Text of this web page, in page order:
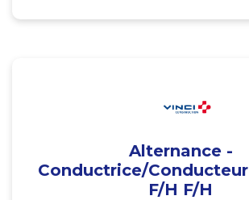
Alternance -
Conductrice/
F/H F/H